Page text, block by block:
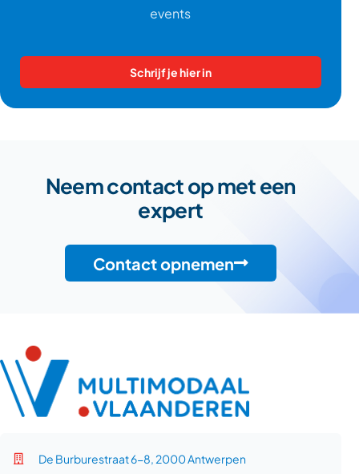
events
Schrijf je hier in
Neem contact op met een
expert
Contact opnemen
De Burburestraat 6-8, 2000 Antwerpen